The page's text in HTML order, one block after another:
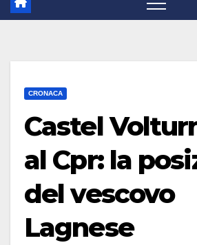
CRONACA
Castel
al Cpr: la
del vescovo
Lagnese